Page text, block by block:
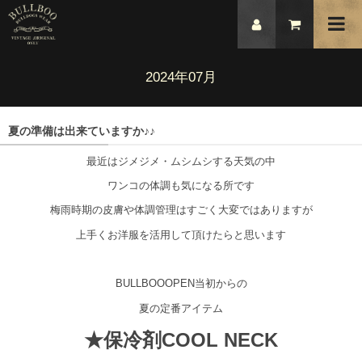
2024年07月
夏の準備は出来ていますか♪♪
最近はジメジメ・ムシムシする天気の中
ワンコの体調も気になる所です
梅雨時期の皮膚や体調管理はすごく大変ではありますが
上手くお洋服を活用して頂けたらと思います
BULLBOOOPEN当初からの
夏の定番アイテム
★保冷剤COOL NECK